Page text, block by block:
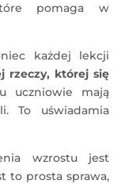
pomaga w
każdej lekcji
rzeczy, której się
uczniowie mają
To uświadamia
wzrostu jest
to prosta sprawa,